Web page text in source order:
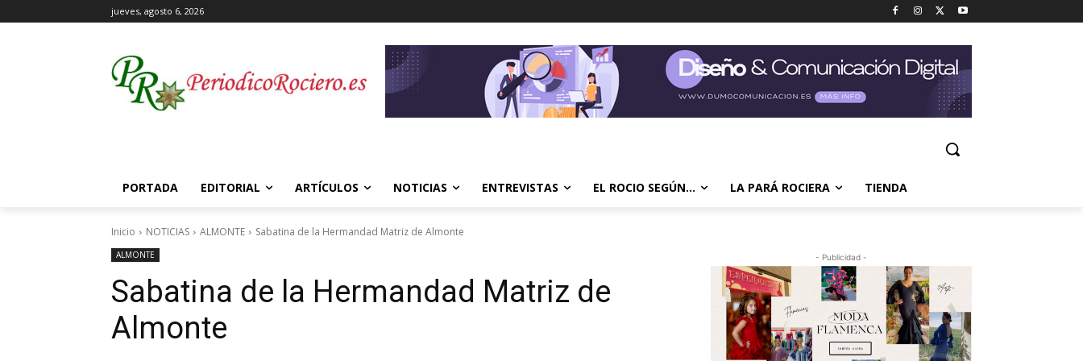
jueves, agosto 6, 2026
PORTADA EDITORIAL ARTÍCULOS NOTICIAS ENTREVISTAS EL ROCIO SEGÚN… LA PARÁ ROCIERA TIENDA
Inicio NOTICIAS ALMONTE Sabatina de la Hermandad Matriz de Almonte
ALMONTE
Sabatina de la Hermandad Matriz de
Almonte
- Publicidad -